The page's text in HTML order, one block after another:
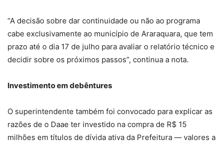
“A decisão sobre dar continuidade ou não ao programa
cabe exclusivamente ao município de Araraquara, que tem
prazo até o dia 17 de julho para avaliar o relatório técnico e
decidir sobre os próximos passos”, continua a nota.
Investimento em debêntures
O superintendente também foi convocado para explicar as
razões de o Daae ter investido na compra de R$ 15
milhões em títulos de dívida ativa da Prefeitura — valores a